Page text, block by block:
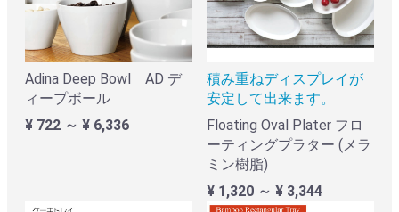
Adina Deep Bowl AD デ
ィープボール
¥ 722 ～ ¥ 6,336
積み重ねディスプレイが
安定して出来ます。
Floating Oval Plater フロ
ーティングプラター (メラ
ミン樹脂)
¥ 1,320 ～ ¥ 3,344